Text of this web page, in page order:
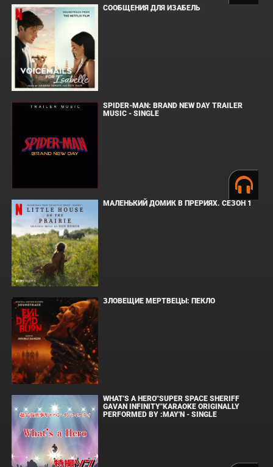
СООБЩЕНИЯ ДЛЯ ИЗАБЕЛЬ
SPIDER-MAN: BRAND NEW DAY TRAILER
MUSIC - SINGLE
МАЛЕНЬКИЙ ДОМИК В ПРЕРИЯХ. СЕЗОН 1
ЗЛОВЕЩИЕ МЕРТВЕЦЫ: ПЕКЛО
WHAT'S A HERO"SUPER SPACE SHERIFF
GAVAN INFINITY"KARAOKE ORIGINALLY
PERFORMED BY :MAY'N - SINGLE